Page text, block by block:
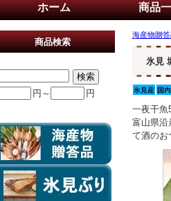
ホーム 商品
海産物贈
氷見
一夜干魚
富山県沿
て酒のお
商品検索
円～ 円